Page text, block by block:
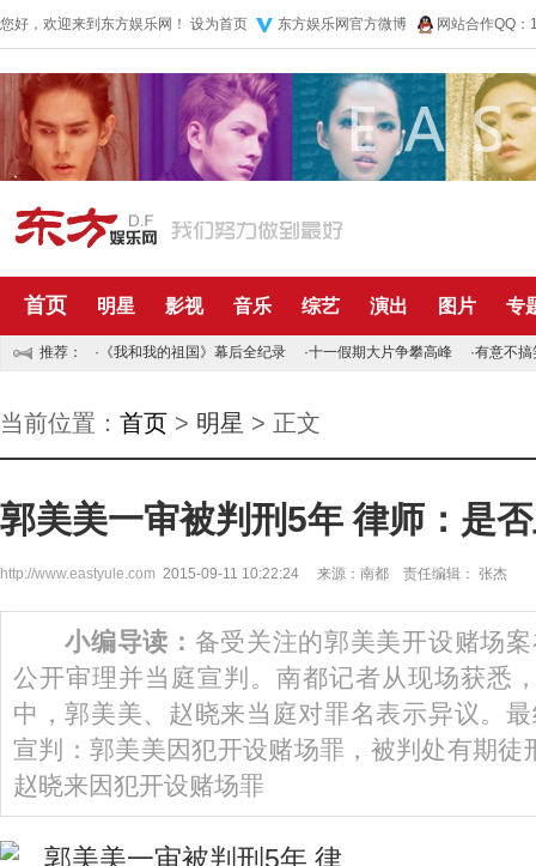
您好，欢迎来到东方娱乐网！ 设为首页 东方娱乐网官方微博 网站合作QQ
首页 明星 影视 音乐 综艺 演出 图片 专
推荐： · 《我和我的祖国》幕后全纪录 ·十一假期大片争攀高峰 ·有意不搞
当前位置： 首页 > 明星 > 正文
郭美美一审被判刑5年 律师：是
http://www.eastyule.com 2015-09-11 10:22:24 来源：南都 责任编辑： 张杰
小编导读： 备受关注的郭美美开设赌场
公开审理并当庭宣判。南都记者从现场获悉
中，郭美美、赵晓来当庭对罪名表示异议。
宣判：郭美美因犯开设赌场罪，被判处有期徒
赵晓来因犯开设赌场罪